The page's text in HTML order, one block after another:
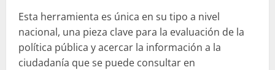
Esta herramienta es única en su tipo a nivel
nacional, una pieza clave para la evaluación de la
política pública y acercar la información a la
ciudadanía que se puede consultar en